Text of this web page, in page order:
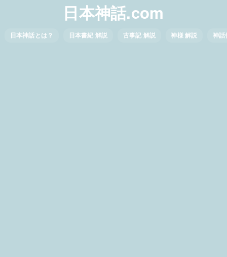
日本神話.com
日本神話とは？ 日本書紀 解説 古事記 解説 神様 解説 神話